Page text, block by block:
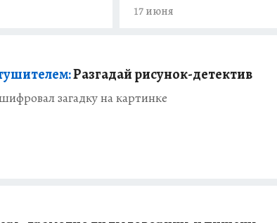
17 июня
Разгадай рисунок-детектив
загадку на картинке